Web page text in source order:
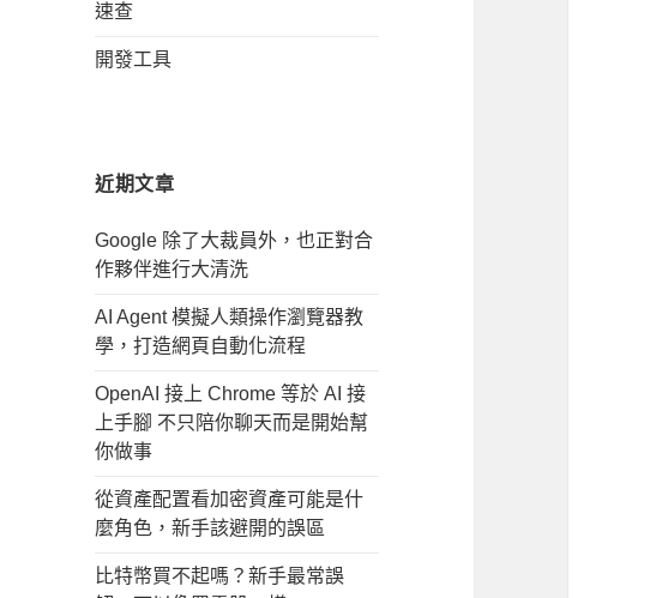
速查
開發工具
近期文章
Google 除了大裁員外，也正對合
作夥伴進行大清洗
AI Agent 模擬人類操作瀏覽器教
學，打造網頁自動化流程
OpenAI 接上 Chrome 等於 AI 接
上手腳 不只陪你聊天而是開始幫
你做事
從資產配置看加密資產可能是什
麼角色，新手該避開的誤區
比特幣買不起嗎？新手最常誤